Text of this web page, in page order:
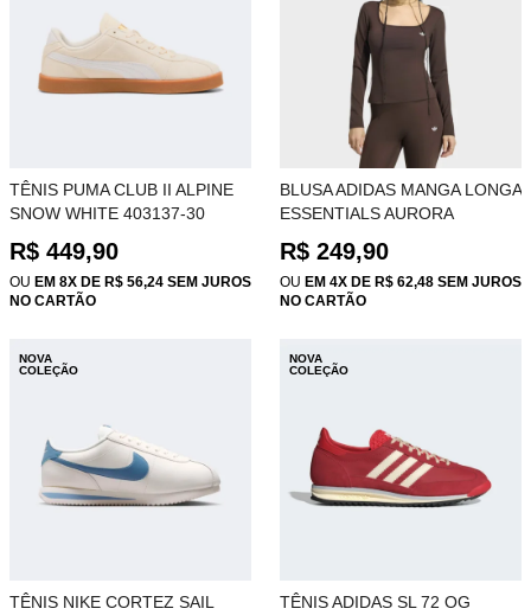
TÊNIS PUMA CLUB II ALPINE
SNOW WHITE 403137-30
R$ 449,90
OU EM 8X DE R$ 56,24 SEM JUROS
NO CARTÃO
BLUSA ADIDAS MANGA LONGA
ESSENTIALS AURORA
COFFEE KQ6815
R$ 249,90
OU EM 4X DE R$ 62,48 SEM JUROS
NO CARTÃO
NOVA
COLEÇÃO
TÊNIS NIKE CORTEZ SAIL
NOVA
COLEÇÃO
TÊNIS ADIDAS SL 72 OG